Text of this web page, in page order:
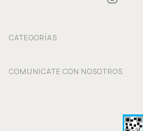
CATEGORÍAS
COMUNICATE CON NOSOTROS